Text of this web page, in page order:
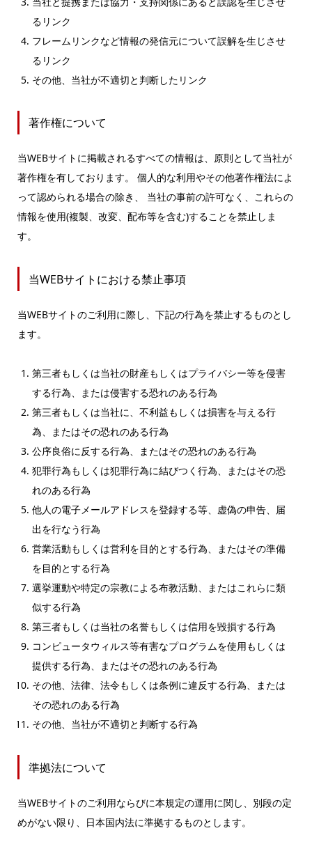
るリンク
フレームリンクなど情報の発信元について誤解を生じさせ
るリンク
その他、当社が不適切と判断したリンク
著作権について
当WEBサイトに掲載されるすべての情報は、原則として当社が
著作権を有しております。 個人的な利用やその他著作権法によ
って認められる場合の除き、 当社の事前の許可なく、これらの
情報を使用(複製、改変、配布等を含む)することを禁止しま
す。
当WEBサイトにおける禁止事項
当WEBサイトのご利用に際し、下記の行為を禁止するものとし
ます。
第三者もしくは当社の財産もしくはプライバシー等を侵害
する行為、または侵害する恐れのある行為
第三者もしくは当社に、不利益もしくは損害を与える行
為、またはその恐れのある行為
公序良俗に反する行為、またはその恐れのある行為
犯罪行為もしくは犯罪行為に結びつく行為、またはその恐
れのある行為
他人の電子メールアドレスを登録する等、虚偽の申告、届
出を行なう行為
営業活動もしくは営利を目的とする行為、またはその準備
を目的とする行為
選挙運動や特定の宗教による布教活動、またはこれらに類
似する行為
第三者もしくは当社の名誉もしくは信用を毀損する行為
コンピュータウィルス等有害なプログラムを使用もしくは
提供する行為、またはその恐れのある行為
その他、法律、法令もしくは条例に違反する行為、または
その恐れのある行為
その他、当社が不適切と判断する行為
準拠法について
当WEBサイトのご利用ならびに本規定の運用に関し、別段の定
めがない限り、日本国内法に準拠するものとします。